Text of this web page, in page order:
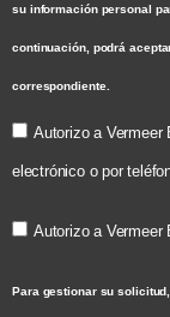
su información personal
continuación, podrá
correspondiente.
Autorizo a Vermeer
electrónico o por
Autorizo a Vermeer
Para gestionar su